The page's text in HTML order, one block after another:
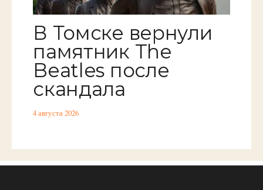
В Томске вернули
памятник The
Beatles после
скандала
4 августа 2026